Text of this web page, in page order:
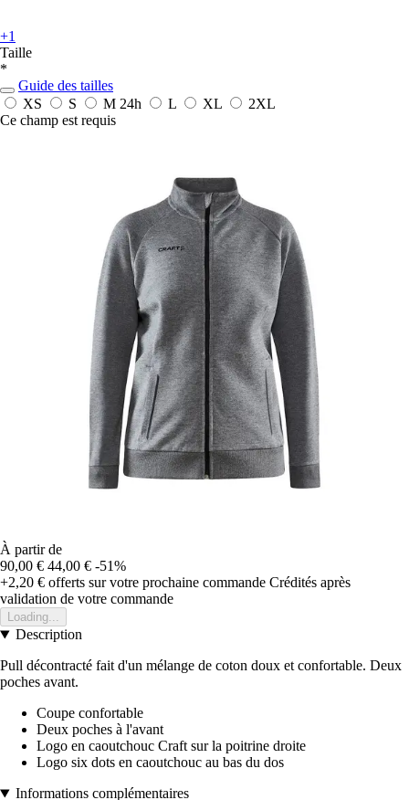
+1
Taille
*
Guide des tailles
XS
S M 24h L XL
2XL
Ce champ est requis
À partir de
90,00 € 44,00 € -51%
+2,20 € offerts sur votre prochaine commande Crédités après
validation de votre commande
Loading...
Description
Pull décontracté fait d'un mélange de coton doux et confortable. Deux
poches avant.
Coupe confortable
Deux poches à l'avant
Logo en caoutchouc Craft sur la poitrine droite
Logo six dots en caoutchouc au bas du dos
Informations complémentaires